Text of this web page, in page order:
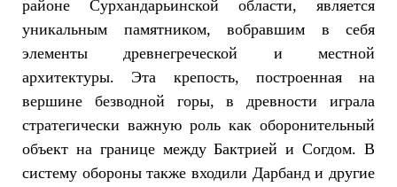
районе Сурхандарьинской области, является
уникальным памятником, вобравшим в себя
элементы древнегреческой и местной
архитектуры. Эта крепость, построенная на
вершине безводной горы, в древности играла
стратегически важную роль как оборонительный
объект на границе между Бактрией и Согдом. В
систему обороны также входили Дарбанд и другие